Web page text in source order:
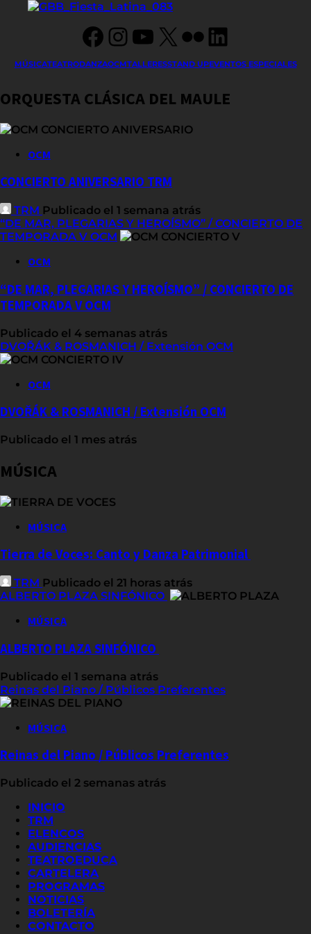
Facebook
Instagram
YouTube
X FlickrLinkedIn
MÚSICATEATRODANZAOCMTALLERESSTAND UPEVENTOS ESPECIALES
ORQUESTA CLÁSICA DEL MAULE
OCM
CONCIERTO ANIVERSARIO TRM
TRM Publicado el 1 semana atrás
“DE MAR, PLEGARIAS Y HEROÍSMO” / CONCIERTO DE
TEMPORADA V OCM
OCM
“DE MAR, PLEGARIAS Y HEROÍSMO” / CONCIERTO DE
TEMPORADA V OCM
Publicado el 4 semanas atrás
DVOŘÁK & ROSMANICH / Extensión OCM
OCM
DVOŘÁK & ROSMANICH / Extensión OCM
Publicado el 1 mes atrás
MÚSICA
MÚSICA
Tierra de Voces: Canto y Danza Patrimonial
TRM Publicado el 21 horas atrás
ALBERTO PLAZA SINFÓNICO
MÚSICA
ALBERTO PLAZA SINFÓNICO
Publicado el 1 semana atrás
Reinas del Piano / Públicos Preferentes
MÚSICA
Reinas del Piano / Públicos Preferentes
Publicado el 2 semanas atrás
INICIO
TRM
ELENCOS
AUDIENCIAS
TEATROEDUCA
CARTELERA
PROGRAMAS
NOTICIAS
BOLETERÍA
CONTACTO